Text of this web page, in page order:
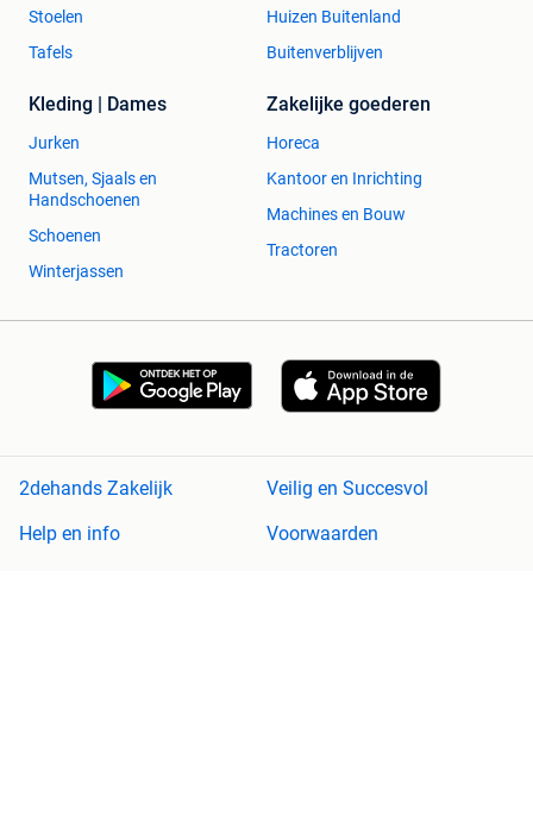
Stoelen
Tafels
Huizen Buitenland
Buitenverblijven
Kleding | Dames
Jurken
Mutsen, Sjaals en
Handschoenen
Schoenen
Winterjassen
Zakelijke goederen
Horeca
Kantoor en Inrichting
Machines en Bouw
Tractoren
2dehands Zakelijk
Veilig en Succesvol
Help en info
Voorwaarden